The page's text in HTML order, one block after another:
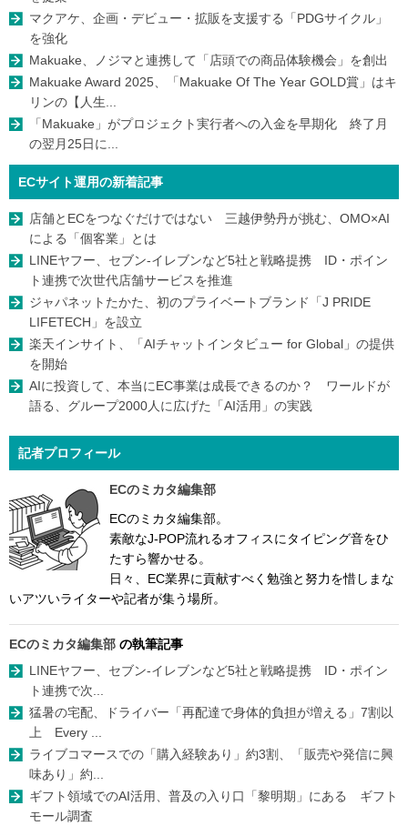
マクアケ、企画・デビュー・拡販を支援する「PDGサイクル」
を強化
Makuake、ノジマと連携して「店頭での商品体験機会」を創出
Makuake Award 2025、「Makuake Of The Year GOLD賞」はキ
リンの【人生...
「Makuake」がプロジェクト実行者への入金を早期化 終了月
の翌月25日に...
ECサイト運用の新着記事
店舗とECをつなぐだけではない 三越伊勢丹が挑む、OMO×AI
による「個客業」とは
LINEヤフー、セブン-イレブンなど5社と戦略提携 ID・ポイン
ト連携で次世代店舗サービスを推進
ジャパネットたかた、初のプライベートブランド「J PRIDE
LIFETECH」を設立
楽天インサイト、「AIチャットインタビュー for Global」の提供
を開始
AIに投資して、本当にEC事業は成長できるのか？ ワールドが
語る、グループ2000人に広げた「AI活用」の実践
記者プロフィール
ECのミカタ編集部
ECのミカタ編集部。
素敵なJ-POP流れるオフィスにタイピング音をひ
たすら響かせる。
日々、EC業界に貢献すべく勉強と努力を惜しまな
いアツいライターや記者が集う場所。
ECのミカタ編集部 の執筆記事
LINEヤフー、セブン-イレブンなど5社と戦略提携 ID・ポイン
ト連携で次...
猛暑の宅配、ドライバー「再配達で身体的負担が増える」7割以
上 Every ...
ライブコマースでの「購入経験あり」約3割、「販売や発信に興
味あり」約...
ギフト領域でのAI活用、普及の入り口「黎明期」にある ギフト
モール調査